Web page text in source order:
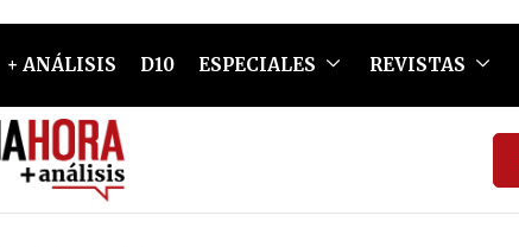
+ ANÁLISIS D10 ESPECIALES REVISTAS